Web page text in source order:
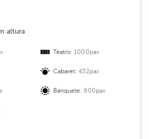
altura
Teatro:1000pax
Cabaret:432pax
Banquete:800pax